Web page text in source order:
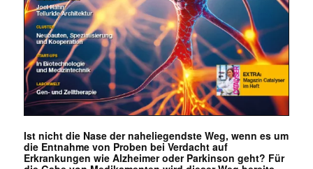
Ist nicht die Nase der naheliegendste Weg, wenn es um
die Entnahme von Proben bei Verdacht auf
Erkrankungen wie Alzheimer oder Parkinson geht? Für